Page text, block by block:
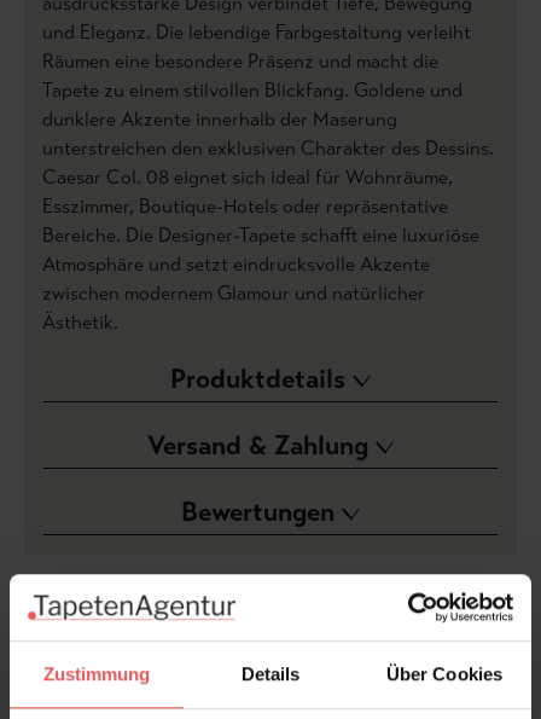
Zustimmung Details Über Cookies
und Eleganz. Die lebendige Farbgestaltung verleiht
Räumen eine besondere Präsenz und macht die
Tapete zu einem stilvollen Blickfang. Goldene und
dunklere Akzente innerhalb der Maserung
unterstreichen den exklusiven Charakter des Dessins.
Caesar Col. 08 eignet sich ideal für Wohnräume,
Esszimmer, Boutique-Hotels oder repräsentative
Bereiche. Die Designer-Tapete schafft eine luxuriöse
Atmosphäre und setzt eindrucksvolle Akzente
zwischen modernem Glamour und natürlicher
Ästhetik.
Produktdetails
Versand & Zahlung
Bewertungen
Teilen!